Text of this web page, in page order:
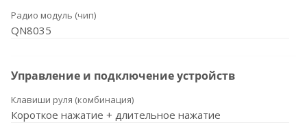
Радио модуль (чип)
QN8035
Управление и подключение устройств
Клавиши руля (комбинация)
Короткое нажатие + длительное нажатие